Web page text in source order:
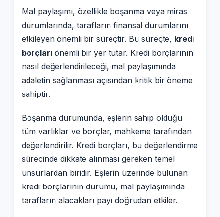
Mal paylaşımı, özellikle boşanma veya miras
durumlarında, tarafların finansal durumlarını
etkileyen önemli bir süreçtir. Bu süreçte, kredi
borçları önemli bir yer tutar. Kredi borçlarının
nasıl değerlendirileceği, mal paylaşımında
adaletin sağlanması açısından kritik bir öneme
sahiptir.
Boşanma durumunda, eşlerin sahip olduğu
tüm varlıklar ve borçlar, mahkeme tarafından
değerlendirilir. Kredi borçları, bu değerlendirme
sürecinde dikkate alınması gereken temel
unsurlardan biridir. Eşlerin üzerinde bulunan
kredi borçlarının durumu, mal paylaşımında
tarafların alacakları payı doğrudan etkiler.